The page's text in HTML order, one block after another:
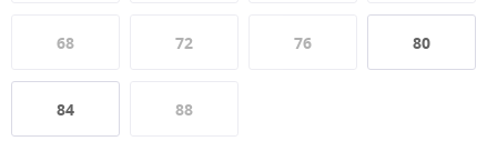
68 72 76 80
84 88